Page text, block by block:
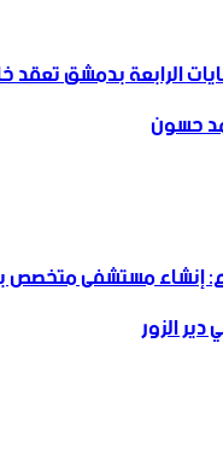
الرابعة بدمشق
حسون
إنشاء ‌‏مستشفى متخصص
الزور